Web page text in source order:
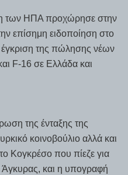
των ΗΠΑ προχώρησε στην
επίσημη ειδοποίηση στο
έγκριση της πώλησης νέων
F-16 σε Ελλάδα και
της ένταξης της
κοινοβούλιο αλλά και
Κογκρέσο που πίεζε για
Άγκυρας, και η υπογραφή